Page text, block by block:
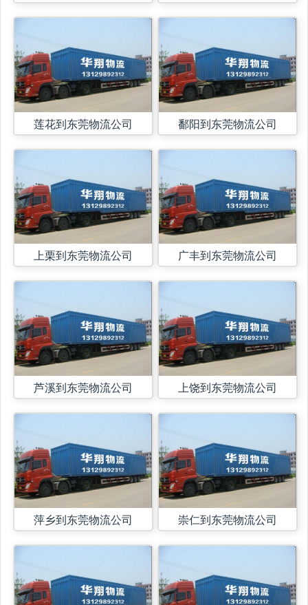
莲花到东莞物流公司
上栗到东莞物流公司
芦溪到东莞物流公司
萍乡到东莞物流公司
鄱阳到东莞物流公司
广丰到东莞物流公司
上饶到东莞物流公司
崇仁到东莞物流公司